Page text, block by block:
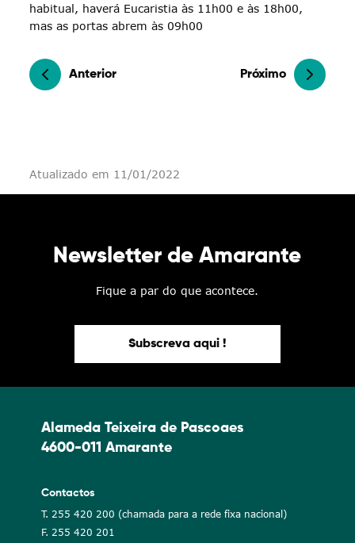
habitual, haverá Eucaristia às 11h00 e às 18h00,
mas as portas abrem às 09h00
Anterior Próximo
Atualizado em 11/01/2022
Newsletter de Amarante
Fique a par do que acontece.
Subscreva aqui !
Alameda Teixeira de Pascoaes
4600-011 Amarante
Contactos
T. 255 420 200 (chamada para a rede fixa nacional)
F. 255 420 201